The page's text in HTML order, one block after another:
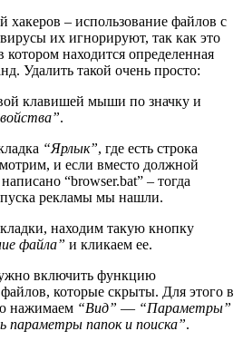
хакеров – использование файлов с
их игнорируют, так как это
находится определенная
Удалить такой очень просто:
клавишей мыши по значку и
.
“Ярлык”, где есть строка
и если вместо должной
“browser.bat” – тогда
рекламы мы нашли.
находим такую кнопку
файла” и кликаем ее.
включить функцию
которые скрыты. Для этого в
нажимаем “Вид” — “Параметры”
параметры папок и поиска”.